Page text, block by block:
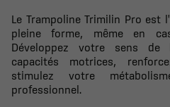
Le Trampoline Trimilin Pro
pleine forme, même en
Développez votre sens de
capacités motrices,
stimulez votre
professionnel.